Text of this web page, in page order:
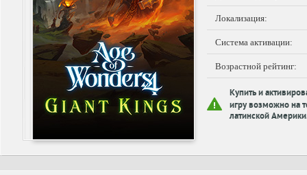
Локализация:
Система активации:
Возрастной рейтинг:
Купить и
игру возможно на
латинской